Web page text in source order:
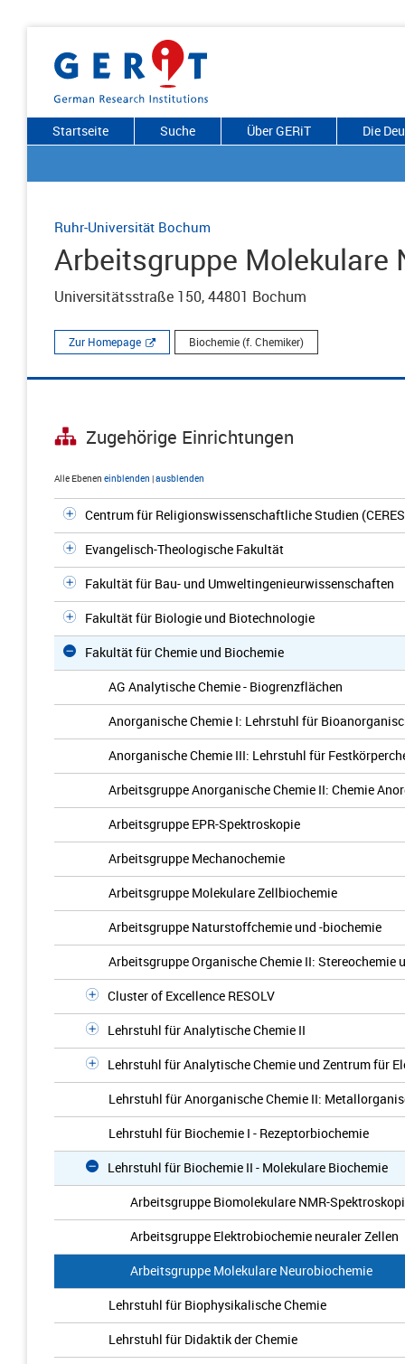
Startseite Suche Über GERiT Die
Ruhr-Universität Bochum
Arbeitsgruppe Molekulare
Universitätsstraße 150, 44801 Bochum
Zur Homepage Biochemie (f. Chemiker)
Zugehörige Einrichtungen
Alle Ebenen einblenden |ausblenden
Centrum für Religionswissenschaftliche Studien
Evangelisch-Theologische Fakultät
Fakultät für Bau- und Umweltingenieurwissenschaften
Fakultät für Biologie und Biotechnologie
Fakultät für Chemie und Biochemie
AG Analytische Chemie - Biogrenzflächen
Anorganische Chemie I: Lehrstuhl für
Anorganische Chemie III: Lehrstuhl für
Arbeitsgruppe Anorganische Chemie II: Chemie
Arbeitsgruppe EPR-Spektroskopie
Arbeitsgruppe Mechanochemie
Arbeitsgruppe Molekulare Zellbiochemie
Arbeitsgruppe Naturstoffchemie und -biochemie
Arbeitsgruppe Organische Chemie II:
Cluster of Excellence RESOLV
Lehrstuhl für Analytische Chemie II
Lehrstuhl für Analytische Chemie und Zentrum für
Lehrstuhl für Anorganische Chemie II:
Lehrstuhl für Biochemie I - Rezeptorbiochemie
Lehrstuhl für Biochemie II - Molekulare Biochemie
Arbeitsgruppe Biomolekulare NMR-
Arbeitsgruppe Elektrobiochemie neuraler Zellen
Arbeitsgruppe Molekulare Neurobiochemie
Lehrstuhl für Biophysikalische Chemie
Lehrstuhl für Didaktik der Chemie